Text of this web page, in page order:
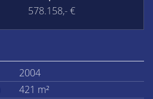
578.158,- €
2004
421 m²